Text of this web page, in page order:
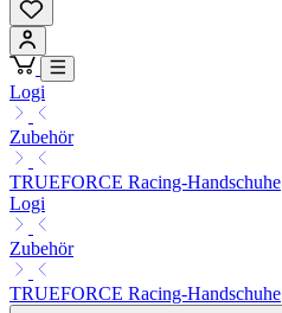
Logi
Zubehör
TRUEFORCE Racing-Handschuhe
Logi
Zubehör
TRUEFORCE Racing-Handschuhe